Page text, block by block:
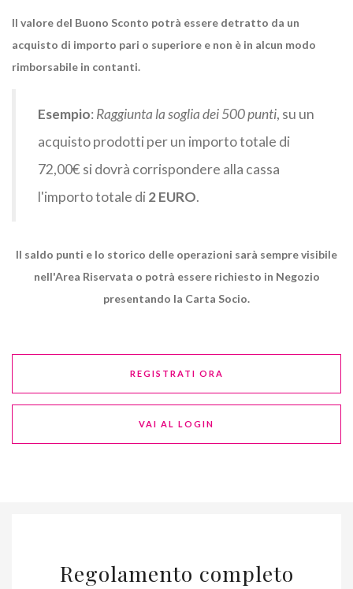
Il valore del Buono Sconto potrà essere detratto da un
acquisto di importo pari o superiore e non è in alcun modo
rimborsabile in contanti.
Esempio: Raggiunta la soglia dei 500 punti, su un
acquisto prodotti per un importo totale di
72,00€ si dovrà corrispondere alla cassa
l'importo totale di2 EURO.
Il saldo punti e lo storico delle operazioni sarà sempre visibile
nell'Area Riservata o potrà essere richiesto in Negozio
presentando la Carta Socio.
REGISTRATI ORA
VAI AL LOGIN
Regolamento completo